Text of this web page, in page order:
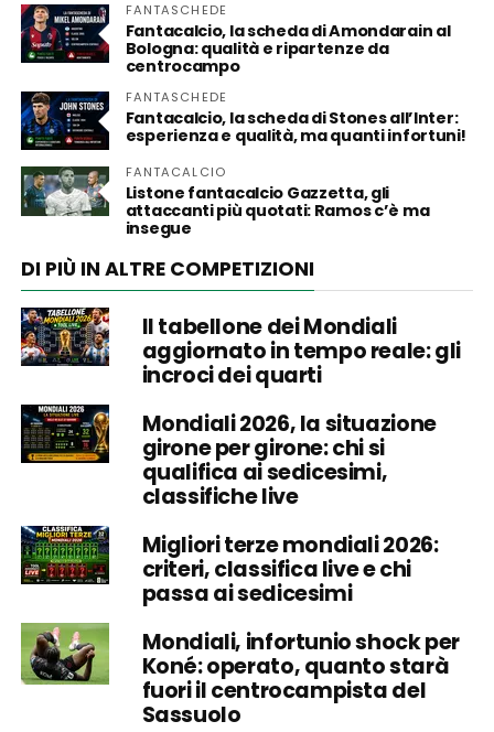
FANTASCHEDE
Fantacalcio, la scheda di Amondarain al
Bologna: qualità e ripartenze da
centrocampo
FANTASCHEDE
Fantacalcio, la scheda di Stones all’Inter:
esperienza e qualità, ma quanti infortuni!
FANTACALCIO
Listone fantacalcio Gazzetta, gli
attaccanti più quotati: Ramos c’è ma
insegue
DI PIÙ IN ALTRE COMPETIZIONI
Il tabellone dei Mondiali
aggiornato in tempo reale: gli
incroci dei quarti
Mondiali 2026, la situazione
girone per girone: chi si
qualifica ai sedicesimi,
classifiche live
Migliori terze mondiali 2026:
criteri, classifica live e chi
passa ai sedicesimi
Mondiali, infortunio shock per
Koné: operato, quanto starà
fuori il centrocampista del
Sassuolo